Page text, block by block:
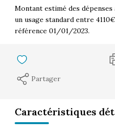
Montant estimé des
un usage standard entre
référence 01/01/2023.
Partager
Caractéristiques